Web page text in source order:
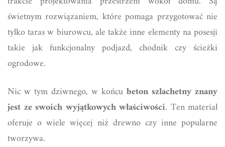
świetnym rozwiązaniem, które pomaga przygotować nie
tylko taras w biurowcu, ale także inne elementy na posesji
takie jak funkcjonalny podjazd, chodnik czy ścieżki
ogrodowe.
Nic w tym dziwnego, w końcu beton szlachetny znany
jest ze swoich wyjątkowych właściwości. Ten materiał
oferuje o wiele więcej niż drewno czy inne popularne
tworzywa.